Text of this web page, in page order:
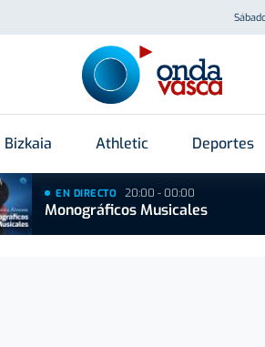
Bizkaia Athletic Deportes
EN DIRECTO 20:00 - 00:00
Monográficos Musicales